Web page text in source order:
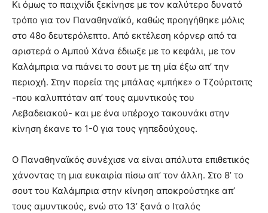
Κι όμως το παιχνίδι ξεκίνησε με τον καλύτερο δυνατό
τρόπο για τον Παναθηναϊκό, καθώς προηγήθηκε μόλις
στο 48ο δευτερόλεπτο. Από εκτέλεση κόρνερ από τα
αριστερά ο Αμπού Χάνα έδιωξε με το κεφάλι, με τον
Καλάμπρια να πιάνει το σουτ με τη μία έξω απ’ την
περιοχή. Στην πορεία της μπάλας «μπήκε» ο Τζούριτσιτς
-που καλυπτόταν απ’ τους αμυντικούς του
Λεβαδειακού- και με ένα υπέροχο τακουνάκι στην
κίνηση έκανε το 1-0 για τους γηπεδούχους.
Ο Παναθηναϊκός συνέχισε να είναι απόλυτα επιθετικός
χάνοντας τη μια ευκαιρία πίσω απ’ τον άλλη. Στο 8’ το
σουτ του Καλάμπρια στην κίνηση αποκρούστηκε απ’
τους αμυντικούς, ενώ στο 13’ ξανά ο Ιταλός